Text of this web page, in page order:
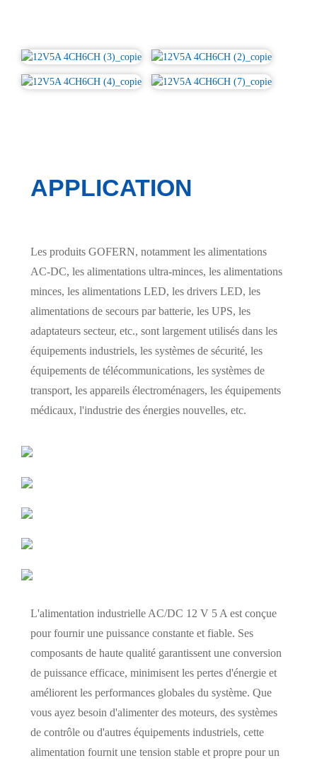
APPLICATION
Les produits GOFERN, notamment les alimentations
AC-DC, les alimentations ultra-minces, les alimentations
minces, les alimentations LED, les drivers LED, les
alimentations de secours par batterie, les UPS, les
adaptateurs secteur, etc., sont largement utilisés dans les
équipements industriels, les systèmes de sécurité, les
équipements de télécommunications, les systèmes de
transport, les appareils électroménagers, les équipements
médicaux, l'industrie des énergies nouvelles, etc.
L'alimentation industrielle AC/DC 12 V 5 A est conçue
pour fournir une puissance constante et fiable. Ses
composants de haute qualité garantissent une conversion
de puissance efficace, minimisent les pertes d'énergie et
améliorent les performances globales du système. Que
vous ayez besoin d'alimenter des moteurs, des systèmes
de contrôle ou d'autres équipements industriels, cette
alimentation fournit une tension stable et propre pour un